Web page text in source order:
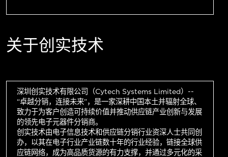
关于创实技术
深圳创实技术有限公司（Cytech Systems Limited）--
“卓越分销，连接未来”，是一家深耕中国本土并辐射全球、
致力于为客户创造可持续价值并推动供应链产业创新与发展
的领先电子元器件分销商。
创实技术由电子信息技术和供应链分销行业资深人士共同创
办，以其在电子行业产业链数十年的行业经验，链接全球供
应链网络，成为高品质货源的有力支撑，并通过多元化的采